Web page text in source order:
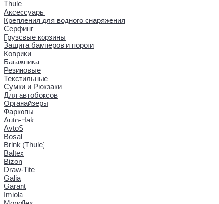
Thule
Аксессуары
Крепления для водного снаряжения
Серфинг
Грузовые корзины
Защита бамперов и пороги
Коврики
Багажника
Резиновые
Текстильные
Сумки и Рюкзаки
Для автобоксов
Органайзеры
Фаркопы
Auto-Hak
AvtoS
Bosal
Brink (Thule)
Baltex
Bizon
Draw-Tite
Galia
Garant
Imiola